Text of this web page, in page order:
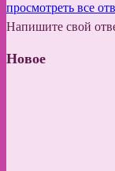
просмотреть все
Напишите свой
Новое